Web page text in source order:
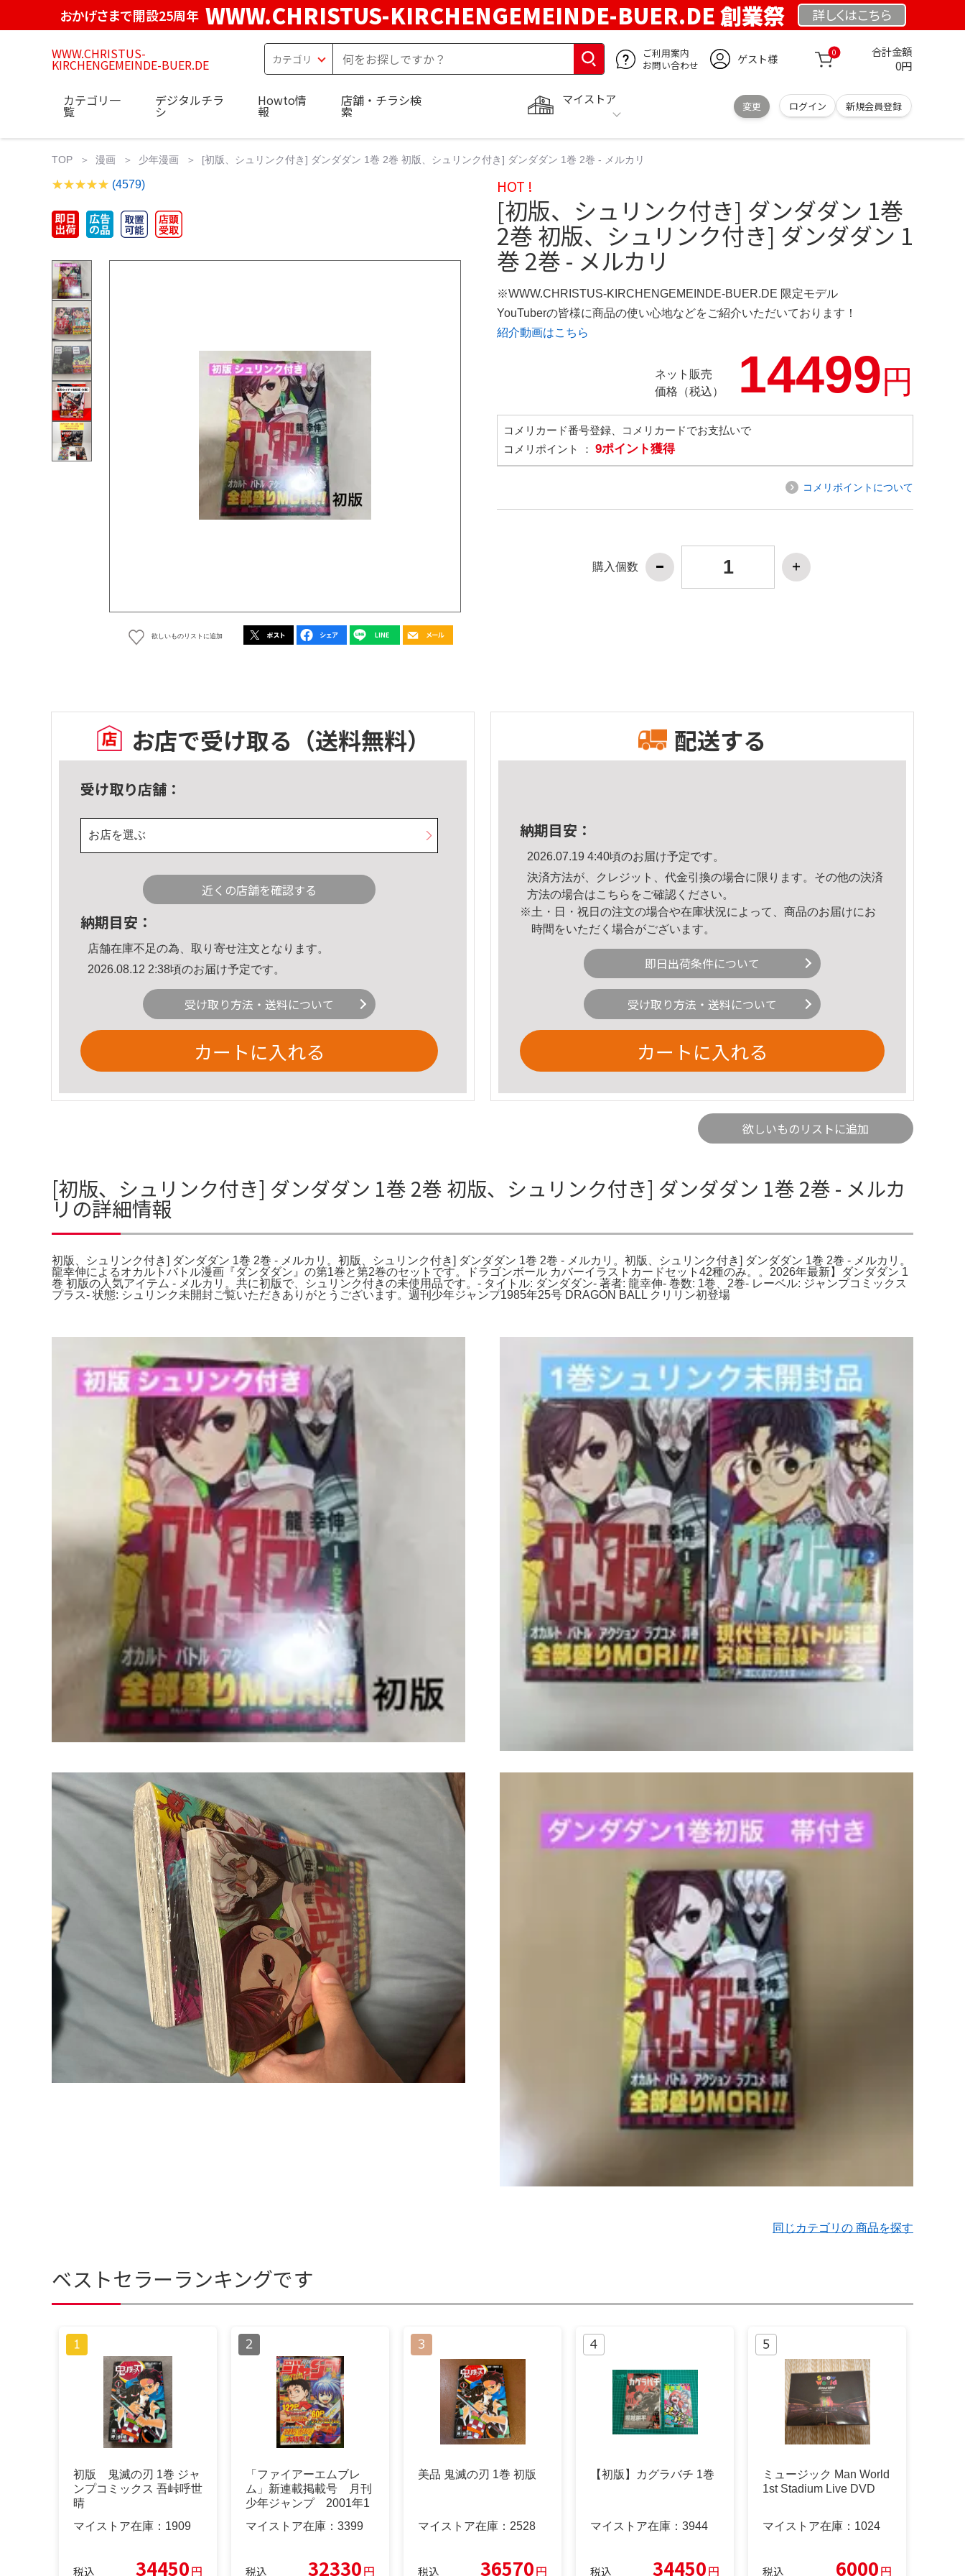
おかげさまで開設25周年 WWW.CHRISTUS-KIRCHENGEMEINDE-BUER.DE 創業祭 詳しくはこちら
WWW.CHRISTUS-
KIRCHENGEMEINDE-BUER.DE
ご利用案内
お問い合わせ
ゲスト様 0 合計金額
0円
マイストア
変更 ログイン 新規会員登録
カテゴリ一
覧
デジタルチラ
シ
Howto情
報
店舗・チラシ検
索
TOP 漫画 少年漫画 [初版、シュリンク付き] ダンダダン 1巻 2巻 初版、シュリンク付き] ダンダダン 1巻 2巻 - メルカリ
(4579)
欲しいものリストに追加
HOT !
[初版、シュリンク付き] ダンダダン 1巻
2巻 初版、シュリンク付き] ダンダダン 1
巻 2巻 - メルカリ
※WWW.CHRISTUS-KIRCHENGEMEINDE-BUER.DE 限定モデル
YouTuberの皆様に商品の使い心地などをご紹介いただいております！
紹介動画はこちら
ネット販売
価格（税込）
14499円
コメリカード番号登録、コメリカードでお支払いで
コメリポイント ： 9ポイント獲得
コメリポイントについて
購入個数
お店で受け取る （送料無料）
受け取り店舗：
お店を選ぶ
近くの店舗を確認する
納期目安：
店舗在庫不足の為、取り寄せ注文となります。
2026.08.12 2:38頃のお届け予定です。
受け取り方法・送料について
カートに入れる
配送する
納期目安：
2026.07.19 4:40頃のお届け予定です。
決済方法が、クレジット、代金引換の場合に限ります。その他の決済
方法の場合はこちら をご確認ください。
※土・日・祝日の注文の場合や在庫状況によって、商品のお届けにお
時間をいただく場合がございます。
即日出荷条件について
受け取り方法・送料について
カートに入れる
欲しいものリストに追加
[初版、シュリンク付き] ダンダダン 1巻 2巻 初版、シュリンク付き] ダンダダン 1巻 2巻 - メルカ
リの詳細情報
初版、シュリンク付き] ダンダダン 1巻 2巻 - メルカリ。初版、シュリンク付き] ダンダダン 1巻 2巻 - メルカリ。初版、シュリンク付き] ダンダダン 1巻 2巻 - メルカリ。
龍幸伸によるオカルトバトル漫画『ダンダダン』の第1巻と第2巻のセットです。ドラゴンボール カバーイラストカードセット42種のみ。。2026年最新】ダンダダン 1
巻 初版の人気アイテム - メルカリ。共に初版で、シュリンク付きの未使用品です。- タイトル: ダンダダン- 著者: 龍幸伸- 巻数: 1巻、2巻- レーベル: ジャンプコミックス
プラス- 状態: シュリンク未開封ご覧いただきありがとうございます。週刊少年ジャンプ1985年25号 DRAGON BALL クリリン初登場
同じカテゴリの 商品を探す
ベストセラーランキングです
初版 鬼滅の刃 1巻 ジャ
ンプコミックス 吾峠呼世
晴
マイストア在庫： 1909
税込 34450円
「ファイアーエムブレ
ム」新連載掲載号 月刊
少年ジャンプ 2001年1
マイストア在庫： 3399
税込 32330円
美品 鬼滅の刃 1巻 初版
マイストア在庫： 2528
税込 36570円
【初版】カグラバチ 1巻
マイストア在庫： 3944
税込 34450円
ミュージック Man World
1st Stadium Live DVD
マイストア在庫： 1024
税込 6000円